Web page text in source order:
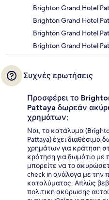
Brighton Grand Hotel
Brighton Grand Hotel
Brighton Grand Hotel
Brighton Grand Hotel
Συχνές ερωτήσεις
Προσφέρει το
Pattaya δωρεάν
χρημάτων;
Ναι, το κατάλυμα
Pattaya) έχει διαθέσιμα
χρημάτων για κράτηση
κράτηση για δωμάτιο με
μπορείτε να το
check in ανάλογα με την
καταλύματος. Απλώς
πολιτική ακύρωσης